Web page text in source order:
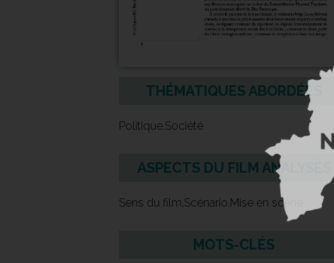
THÉMATIQUES ABORDÉES
Politique,Société
ASPECTS DU FILM ANALYSÉS
Sens du film,Scénario,Mise en scène
MOTS-CLÉS